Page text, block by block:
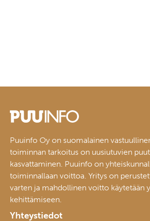
Puuinfo Oy on suomalainen
toiminnan tarkoitus on uusiutuvien
kasvattaminen. Puuinfo on
toiminnallaan voittoa. Yritys on
varten ja mahdollinen voitto käytetään
kehittämiseen.
Yhteystiedot